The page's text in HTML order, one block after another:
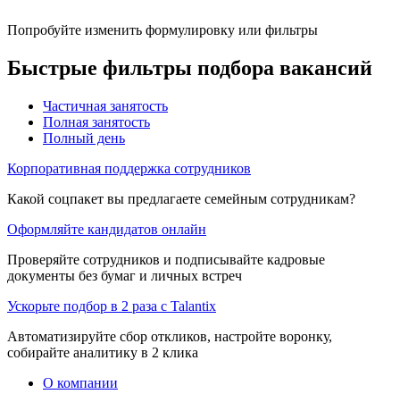
Попробуйте изменить формулировку или фильтры
Быстрые фильтры подбора вакансий
Частичная занятость
Полная занятость
Полный день
Корпоративная поддержка сотрудников
Какой соцпакет вы предлагаете семейным сотрудникам?
Оформляйте кандидатов онлайн
Проверяйте сотрудников и подписывайте кадровые
документы без бумаг и личных встреч
Ускорьте подбор в 2 раза с Talantix
Автоматизируйте сбор откликов, настройте воронку,
собирайте аналитику в 2 клика
О компании